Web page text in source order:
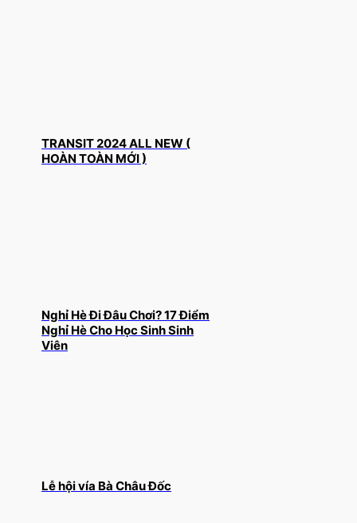
TRANSIT 2024 ALL NEW (
HOÀN TOÀN MỚI )
Nghỉ Hè Đi Đâu Chơi? 17 Điểm
Nghỉ Hè Cho Học Sinh Sinh
Viên
Lễ hội vía Bà Châu Đốc